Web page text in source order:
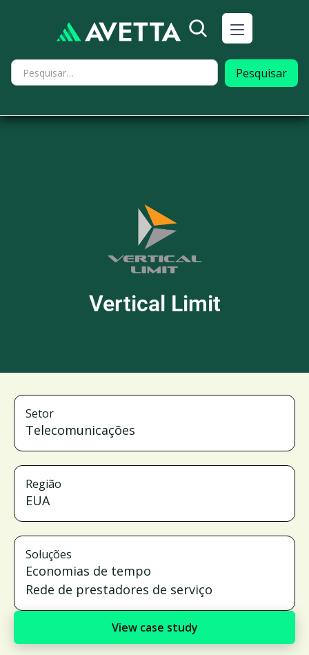
Vertical Limit
Setor
Telecomunicações
Região
EUA
Soluções
Economias de tempo
Rede de prestadores de serviço
View case study